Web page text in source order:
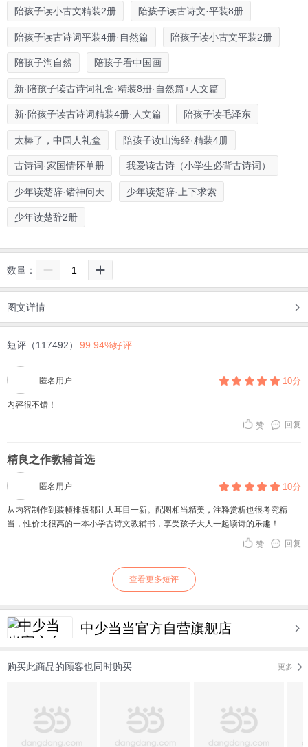
陪孩子读小古文精装2册 陪孩子读古诗文·平装8册
陪孩子读古诗词平装4册·自然篇 陪孩子读小古文平装2册
陪孩子淘自然 陪孩子看中国画
新·陪孩子读古诗词礼盒·精装8册·自然篇+人文篇
新·陪孩子读古诗词精装4册·人文篇 陪孩子读毛泽东
太棒了，中国人礼盒 陪孩子读山海经·精装4册
古诗词·家国情怀单册 我爱读古诗（小学生必背古诗词）
少年读楚辞·诸神问天 少年读楚辞·上下求索
少年读楚辞2册
数量：
图文详情
短评（117492） 99.94%好评
匿名用户 10分
内容很不错！
回复
赞
精良之作教辅首选
匿名用户 10分
从内容制作到装帧排版都让人耳目一新。配图相当精美，注释赏析也很考究精
当，性价比很高的一本小学古诗文教辅书，享受孩子大人一起读诗的乐趣！
回复
赞
查看更多短评
中少当当官方自营旗舰店
购买此商品的顾客也同时购买 更多